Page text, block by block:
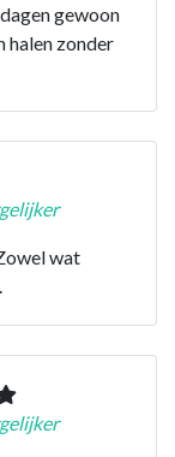
gewoon
halen zonder
wat